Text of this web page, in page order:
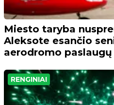
Miesto taryba
Aleksote esančio
aerodromo
RENGINIAI